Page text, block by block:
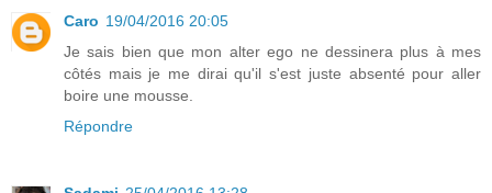
Caro 19/04/2016 20:05
Je sais bien que mon alter ego ne dessinera plus à mes
côtés mais je me dirai qu'il s'est juste absenté pour aller
boire une mousse.
Répondre